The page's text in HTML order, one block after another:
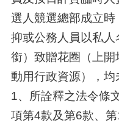
選人競選總部成立時
抑或公務人員以私
銜）致贈花圈（上
動用行政資源），均
1、所詮釋之法令條
項第4款及第6款、第